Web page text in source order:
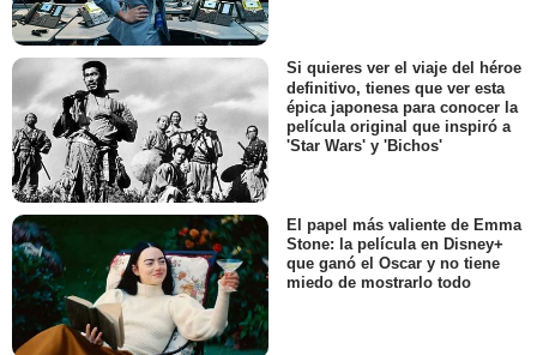
Si quieres ver el viaje del héroe
definitivo, tienes que ver esta
épica japonesa para conocer la
película original que inspiró a
'Star Wars' y 'Bichos'
El papel más valiente de Emma
Stone: la película en Disney+
que ganó el Oscar y no tiene
miedo de mostrarlo todo